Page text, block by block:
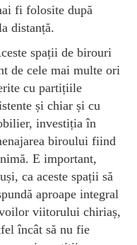
fi folosite după
distanță.
spații de birouri
de cele mai multe ori
cu partițiile
și chiar și cu
investiția în
biroului fiind
E important,
ca aceste spații să
aproape integral
viitorului chiriaș,
încât să nu fie